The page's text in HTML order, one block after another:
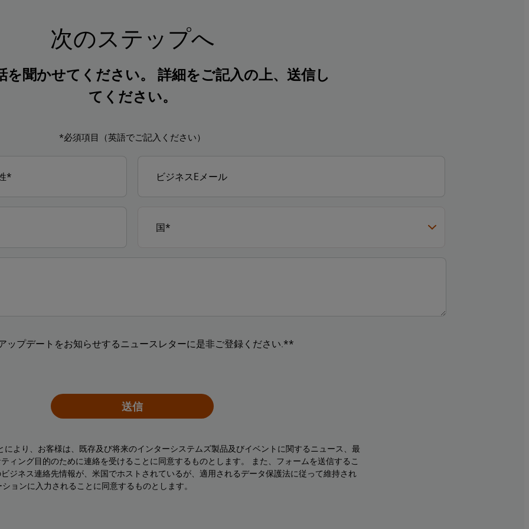
次のステップへ
を聞かせてください。 詳細をご記入の上、送信し
てください。
*必須項目（英語でご記入ください）
ップデートをお知らせするニュースレターに是非ご登録ください.**
送信
より、お客様は、既存及び将来のインターシステムズ製品及びイベントに関するニュース、最
ィング目的のために連絡を受けることに同意するものとします。 また、フォームを送信するこ
ジネス連絡先情報が、米国でホストされているが、適用されるデータ保護法に従って維持され
ョンに入力されることに同意するものとします。